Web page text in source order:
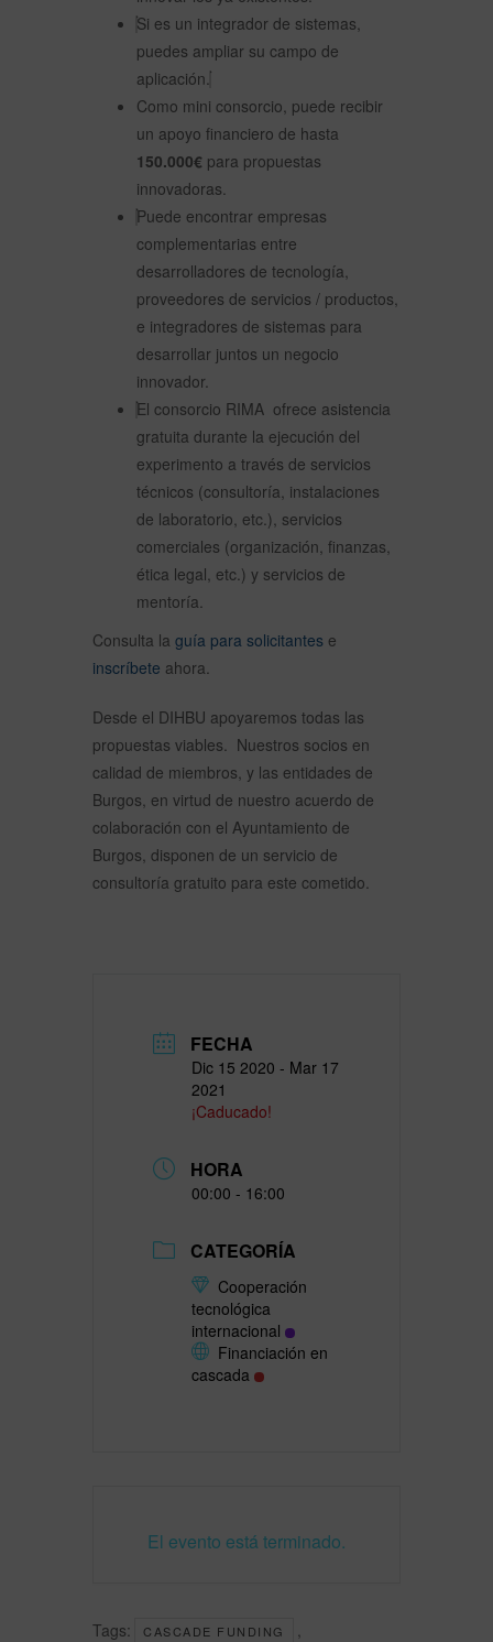
Si es un integrador de sistemas,
puedes ampliar su campo de
aplicación.
Como mini consorcio, puede recibir
un apoyo financiero de hasta
150.000€ para propuestas
innovadoras.
Puede encontrar empresas
complementarias entre
desarrolladores de tecnología,
proveedores de servicios / productos,
e integradores de sistemas para
desarrollar juntos un negocio
innovador.
El consorcio RIMA ofrece asistencia
gratuita durante la ejecución del
experimento a través de servicios
técnicos (consultoría, instalaciones
de laboratorio, etc.), servicios
comerciales (organización, finanzas,
ética legal, etc.) y servicios de
mentoría.
Consulta la guía para solicitantes e
inscríbete ahora.
Desde el DIHBU apoyaremos todas las
propuestas viables. Nuestros socios en
calidad de miembros, y las entidades de
Burgos, en virtud de nuestro acuerdo de
colaboración con el Ayuntamiento de
Burgos, disponen de un servicio de
consultoría gratuito para este cometido.
FECHA
Dic 15 2020 - Mar 17
2021
¡Caducado!
HORA
00:00 - 16:00
CATEGORÍA
Cooperación
tecnológica
internacional
Financiación en
cascada
El evento está terminado.
Tags: CASCADE FUNDING